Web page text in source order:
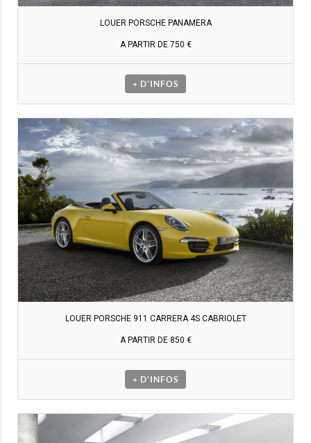
LOUER PORSCHE PANAMERA
A PARTIR DE 750 €
+ D'INFOS
LOUER PORSCHE 911 CARRERA 4S CABRIOLET
A PARTIR DE 850 €
+ D'INFOS